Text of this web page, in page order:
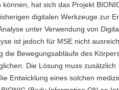
hat sich das Projekt
digitalen Werkzeuge zur
unter Verwendung von
ist jedoch für MSE nicht
die Bewegungsabläufe des
Die Lösung muss zusätzlich
Entwicklung eines solchen